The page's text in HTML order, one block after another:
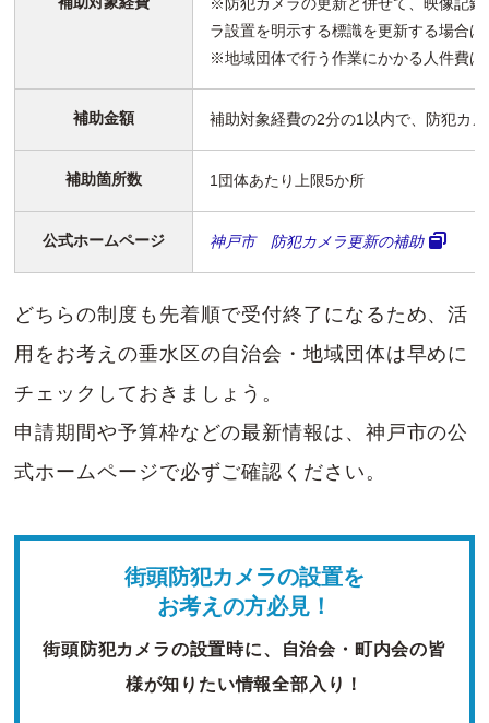
※防犯カメラの更新と併せて、映像記
ラ設置を明示する標識を更新する場合
※地域団体で行う作業にかかる人件費は
補助金額 補助対象経費の2分の1以内で、防犯カ
補助箇所数 1団体あたり上限5か所
公式ホームページ 神戸市 防犯カメラ更新の補助
どちらの制度も先着順で受付終了になるため、活
用をお考えの垂水区の自治会・地域団体は早めに
チェックしておきましょう。
申請期間や予算枠などの最新情報は、神戸市の公
式ホームページで必ずご確認ください。
街頭防犯カメラの設置を
お考えの方必見！
街頭防犯カメラの設置時に、自治会・町内会の皆
様が知りたい情報全部入り！